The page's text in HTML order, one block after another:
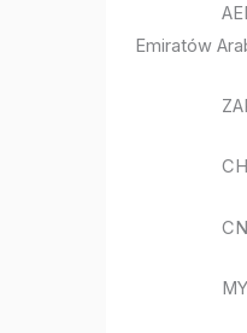
AED –
Emiratów
ZAR –
CHF –
CNY –
MYR –